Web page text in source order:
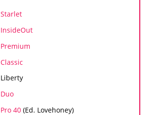
Starlet
InsideOut
Premium
Classic
Liberty
Duo
Pro 40 (Ed. Lovehoney)